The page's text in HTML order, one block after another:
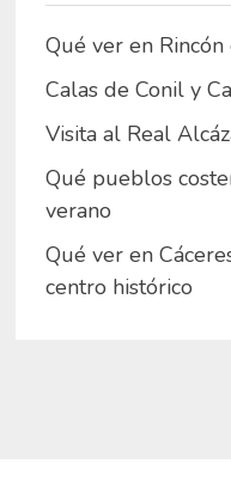
Qué ver en
Calas de Conil y
Visita al Real
Qué pueblos
verano
Qué ver en
centro histórico